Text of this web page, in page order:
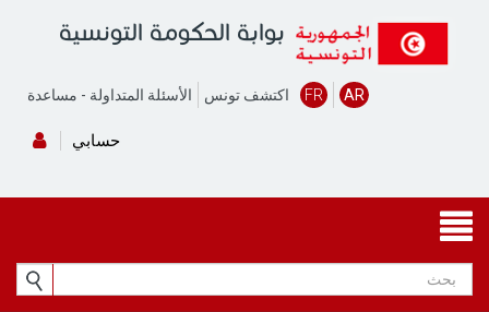
بوابة الحكومة التونسية
الأسئلة المتداولة - مساعدة اكتشف تونس FR AR
حسابي